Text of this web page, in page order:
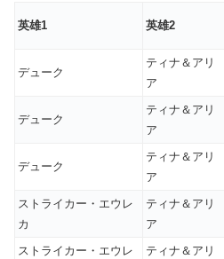
英雄1 英雄2
デューク
ティナ＆アリ
ア
デューク
ティナ＆アリ
ア
デューク
ティナ＆アリ
ア
ストライカー・エウレ
カ
ティナ＆アリ
ア
ストライカー・エウレ
ティナ＆アリ